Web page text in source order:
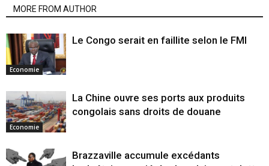
MORE FROM AUTHOR
Economie
Le Congo serait en faillite selon le FMI
Economie
La Chine ouvre ses ports aux produits
congolais sans droits de douane
Brazzaville accumule excédants